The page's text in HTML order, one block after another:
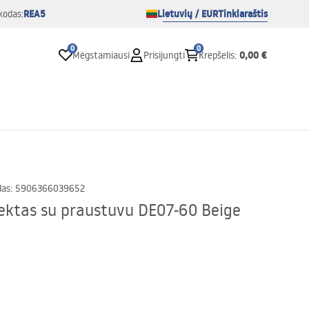
REA5 Lietuvių / EURTinklaraštis
0
Mėgstamiausi Prisijungti
0
Krepšelis: 0,00 €
: 5906366039652
su praustuvu DE07-60 Beige